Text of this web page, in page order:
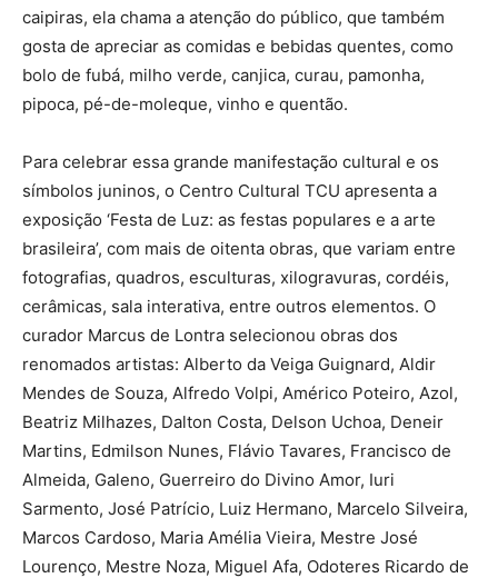
caipiras, ela chama a atenção do público, que também
gosta de apreciar as comidas e bebidas quentes, como
bolo de fubá, milho verde, canjica, curau, pamonha,
pipoca, pé-de-moleque, vinho e quentão.
Para celebrar essa grande manifestação cultural e os
símbolos juninos, o Centro Cultural TCU apresenta a
exposição ‘Festa de Luz: as festas populares e a arte
brasileira’, com mais de oitenta obras, que variam entre
fotografias, quadros, esculturas, xilogravuras, cordéis,
cerâmicas, sala interativa, entre outros elementos. O
curador Marcus de Lontra selecionou obras dos
renomados artistas: Alberto da Veiga Guignard, Aldir
Mendes de Souza, Alfredo Volpi, Américo Poteiro, Azol,
Beatriz Milhazes, Dalton Costa, Delson Uchoa, Deneir
Martins, Edmilson Nunes, Flávio Tavares, Francisco de
Almeida, Galeno, Guerreiro do Divino Amor, Iuri
Sarmento, José Patrício, Luiz Hermano, Marcelo Silveira,
Marcos Cardoso, Maria Amélia Vieira, Mestre José
Lourenço, Mestre Noza, Miguel Afa, Odoteres Ricardo de